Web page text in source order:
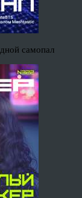
самопал